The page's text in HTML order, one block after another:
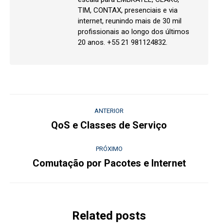
TIM, CONTAX, presenciais e via
internet, reunindo mais de 30 mil
profissionais ao longo dos últimos
20 anos. +55 21 981124832.
ANTERIOR
Post
QoS e Classes de Serviço
PRÓXIMO
Próximo
Comutação por Pacotes e Internet
Related posts